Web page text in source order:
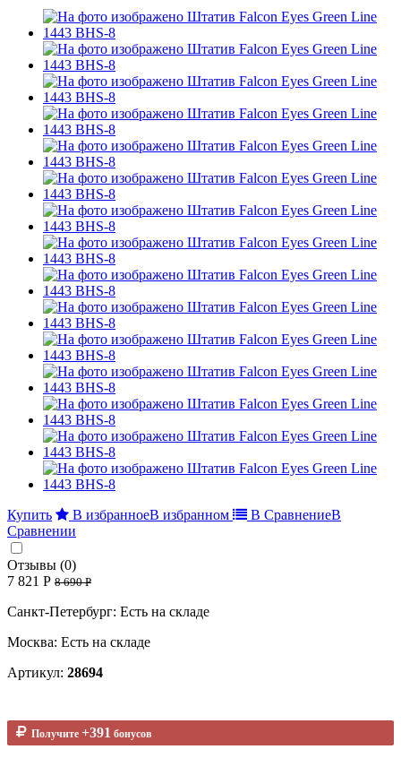
Купить В избранноеВ избранном В СравнениеВ
Сравнении
Отзывы (0)
7 821 Р 8 690 Р
Санкт-Петербург: Есть на складе
Москва: Есть на складе
Артикул: 28694
Получите +391 бонусов